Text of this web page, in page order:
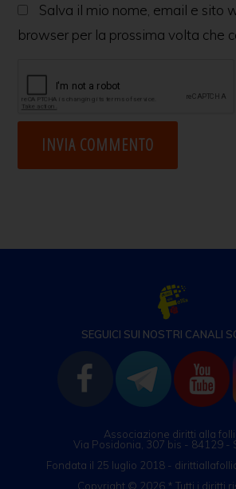
Salva il mio nome, email e sito
browser per la prossima volta che
SEGUICI SUI NOSTRI CANALI
Associazione diritti alla
Via Posidonia, 307 bis - 84129 -
Fondata il 25 luglio 2018 -
Copyright © 2026 * Tutti i diritti